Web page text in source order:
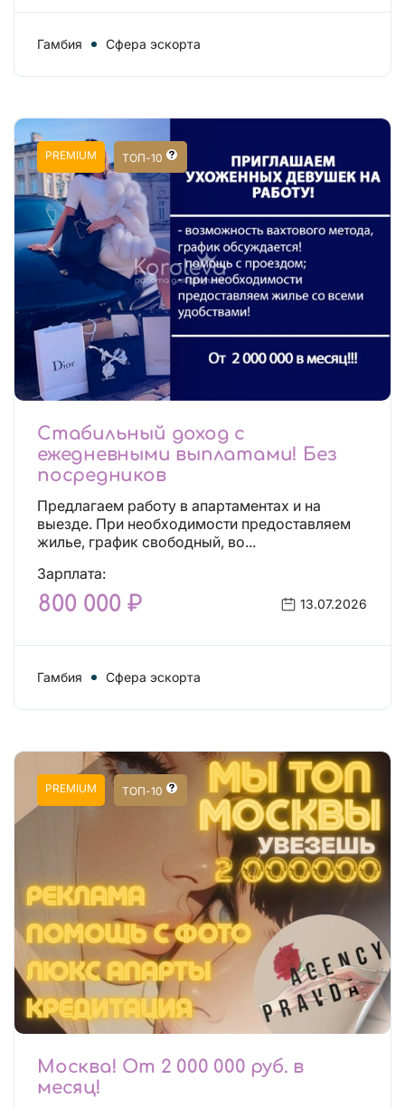
Гамбия Сфера эскорта
PREMIUM ТОП-10
Стабильный доход с
ежедневными выплатами! Без
посредников
Предлагаем работу в апартаментах и на
выезде. При необходимости предоставляем
жилье, график свободный, во...
Зарплата:
800 000 ₽ 13.07.2026
Гамбия Сфера эскорта
PREMIUM ТОП-10
Москва! От 2 000 000 руб. в
месяц!